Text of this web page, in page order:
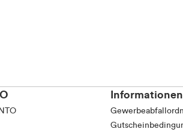
Informationen